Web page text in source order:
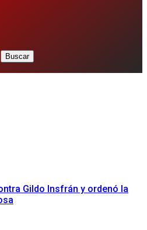
Gildo Insfrán y ordenó la